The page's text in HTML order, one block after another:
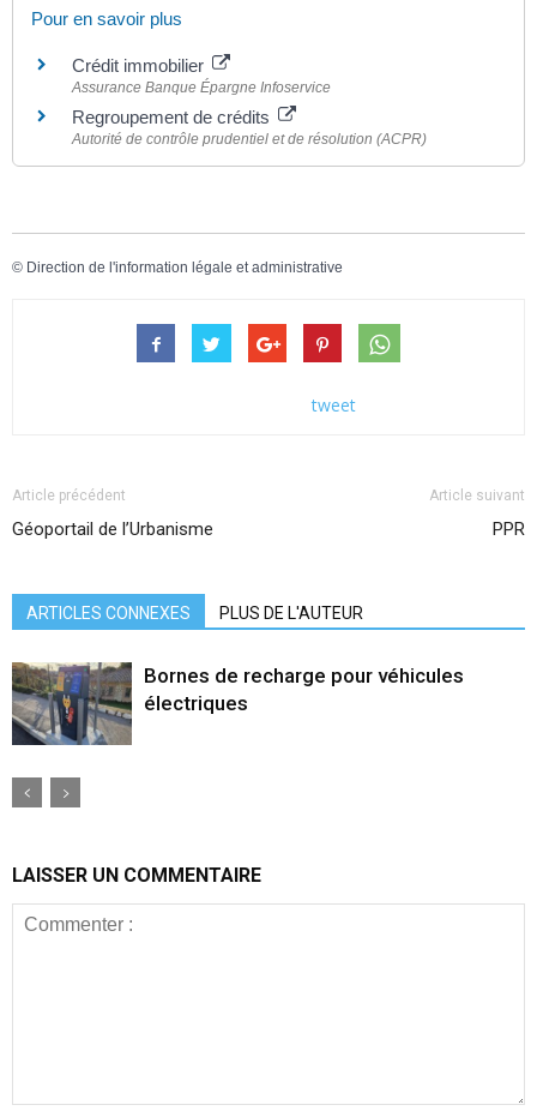
Pour en savoir plus
Crédit immobilier
Assurance Banque Épargne Infoservice
Regroupement de crédits
Autorité de contrôle prudentiel et de résolution (ACPR)
© Direction de l'information légale et administrative
tweet
Article précédent
Géoportail de l’Urbanisme
Article suivant
PPR
ARTICLES CONNEXES PLUS DE L'AUTEUR
Bornes de recharge pour véhicules
électriques
LAISSER UN COMMENTAIRE